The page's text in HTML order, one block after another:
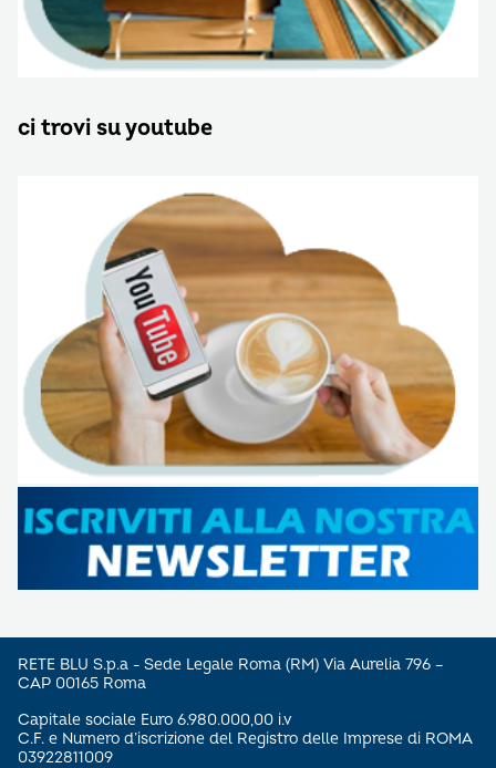
ci trovi su youtube
RETE BLU S.p.a - Sede Legale Roma (RM) Via Aurelia 796 –
CAP 00165 Roma
Capitale sociale Euro 6.980.000,00 i.v
C.F. e Numero d’iscrizione del Registro delle Imprese di ROMA
03922811009